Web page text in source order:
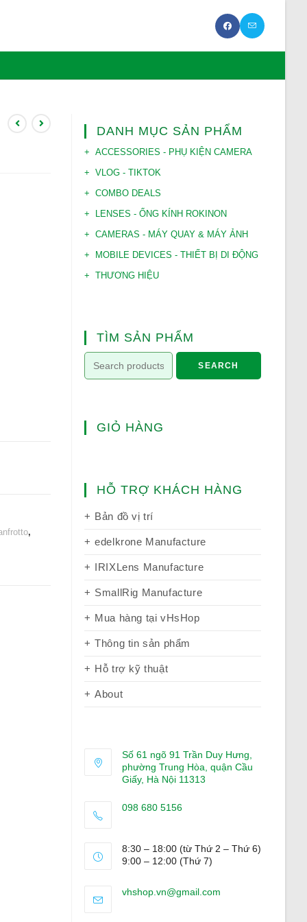
,
DANH MỤC SẢN PHẨM
ACCESSORIES - PHỤ KIỆN CAMERA
VLOG - TIKTOK
COMBO DEALS
LENSES - ỐNG KÍNH ROKINON
CAMERAS - MÁY QUAY & MÁY ẢNH
MOBILE DEVICES - THIẾT BỊ DI ĐỘNG
THƯƠNG HIỆU
TÌM SẢN PHẨM
SEARCH
GIỎ HÀNG
HỖ TRỢ KHÁCH HÀNG
Bản đồ vị trí
edelkrone Manufacture
IRIXLens Manufacture
SmallRig Manufacture
Mua hàng tại vHsHop
Thông tin sản phẩm
Hỗ trợ kỹ thuật
About
Số 61 ngõ 91 Trần Duy Hưng,
phường Trung Hòa, quận Cầu
Giấy, Hà Nội 11313
098 680 5156
your
8:30 – 18:00 (từ Thứ 2 – Thứ 6)
9:00 – 12:00 (Thứ 7)
vhshop.vn@gmail.comOpens